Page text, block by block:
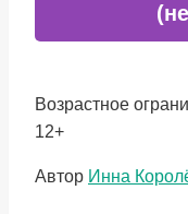
Возрастное
12+
Метки
Автор Инна